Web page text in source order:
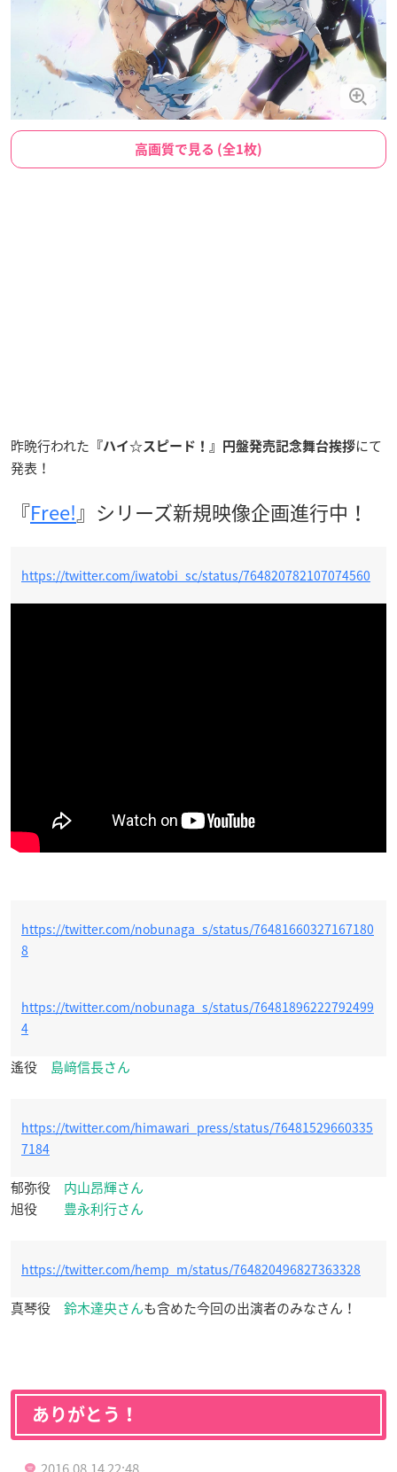
高画質で見る (全1枚)
昨晩行われた 『ハイ☆スピード！』円盤発売記念舞台挨拶にて
発表！
『Free! 』シリーズ新規映像企画進行中！
https://twitter.com/iwatobi_sc/status/764820782107074560
https://twitter.com/nobunaga_s/status/76481660327167180
8
https://twitter.com/nobunaga_s/status/76481896222792499
4
遙役 島﨑信長さん
https://twitter.com/himawari_press/status/76481529660335
7184
郁弥役 内山昂輝さん
旭役 豊永利行さん
https://twitter.com/hemp_m/status/764820496827363328
真琴役 鈴木達央さんも含めた今回の出演者のみなさん！
ありがとう！
2016.08.14 22:48